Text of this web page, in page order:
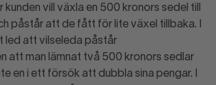
kunden vill växla en 500 kronors sedel till
påstår att de fått för lite växel tillbaka. I
led att vilseleda påstår
att man lämnat två 500 kronors sedlar
en i ett försök att dubbla sina pengar. I